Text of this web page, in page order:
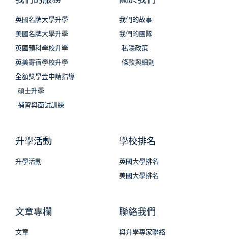
英國名牌大學升學
美國名牌大學升學
英國預科學校升學
英美寄宿學校升學
全額獎學金申請指導
碩士升學
補習與面試訓練
我們的故事
我們的團隊
私隱政策
條款與細則
升學活動
升學活動
學校排名
英國大學排名
美國大學排名
文章專欄
文章
聯絡我們
與升學專家聯絡